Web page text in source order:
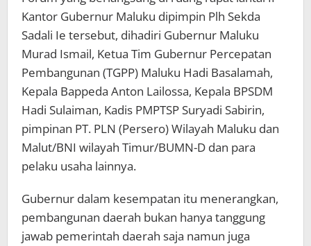
Kantor Gubernur Maluku dipimpin Plh Sekda
Sadali Ie tersebut, dihadiri Gubernur Maluku
Murad Ismail, Ketua Tim Gubernur Percepatan
Pembangunan (TGPP) Maluku Hadi Basalamah,
Kepala Bappeda Anton Lailossa, Kepala BPSDM
Hadi Sulaiman, Kadis PMPTSP Suryadi Sabirin,
pimpinan PT. PLN (Persero) Wilayah Maluku dan
Malut/BNI wilayah Timur/BUMN-D dan para
pelaku usaha lainnya.
Gubernur dalam kesempatan itu menerangkan,
pembangunan daerah bukan hanya tanggung
jawab pemerintah daerah saja namun juga